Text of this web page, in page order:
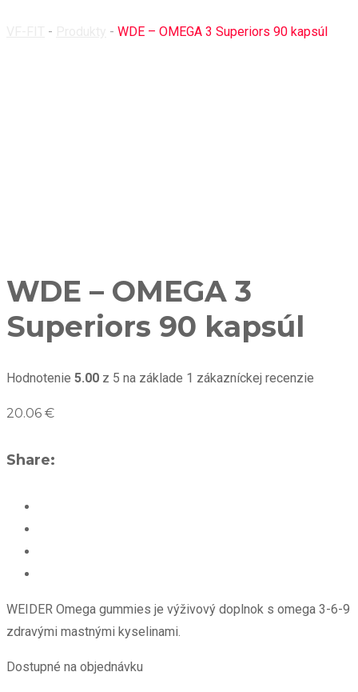
- - WDE – OMEGA 3 Superiors 90 kapsúl
WDE – OMEGA 3
Superiors 90 kapsúl
Hodnotenie 5.00 z 5 na základe 1 zákazníckej recenzie
20.06 €
Share:
WEIDER Omega gummies je výživový doplnok s omega 3-6-9
zdravými mastnými kyselinami.
Dostupné na objednávku